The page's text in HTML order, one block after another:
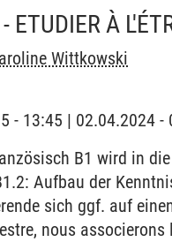
ETUDIER À
Wittkowski
- 13:45 | 02.04.2024 -
B1 wird in
Aufbau der
sich ggf. auf
nous